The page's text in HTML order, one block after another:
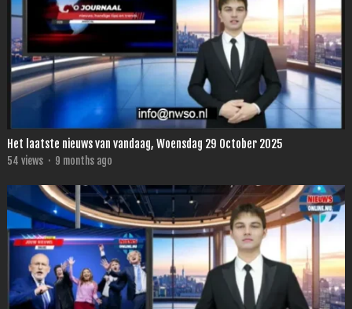
Het laatste nieuws van vandaag, Woensdag 29 October 2025
54 views · 9 months ago